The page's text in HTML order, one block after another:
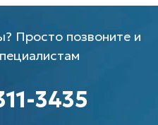
Просто позвоните и
3435